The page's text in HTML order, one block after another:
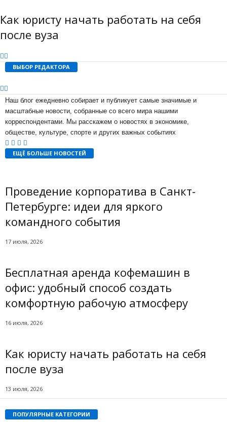
Как юристу начать работать на себя
после вуза
ВЫБОР РЕДАКТОРА
Наш блог ежедневно собирает и публикует самые значимые и
масштабные новости, собранные со всего мира нашими
корреспондентами. Мы расскажем о новостях в экономике,
обществе, культуре, спорте и других важных событиях
ЕЩЁ БОЛЬШЕ НОВОСТЕЙ
Проведение корпоратива в Санкт-
Петербурге: идеи для яркого
командного события
17 июля, 2026
Бесплатная аренда кофемашин в
офис: удобный способ создать
комфортную рабочую атмосферу
16 июля, 2026
Как юристу начать работать на себя
после вуза
13 июля, 2026
ПОПУЛЯРНЫЕ КАТЕГОРИИ